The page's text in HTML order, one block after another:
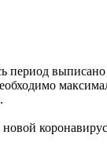
период